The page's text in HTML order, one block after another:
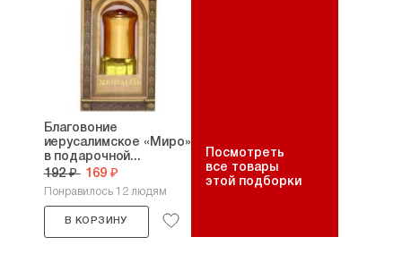
Благовоние
иерусалимское «Миро»
в подарочной...
192 ₽ 169 ₽
Понравилось 12 людям
В КОРЗИНУ
Посмотреть
все товары
этой подборки